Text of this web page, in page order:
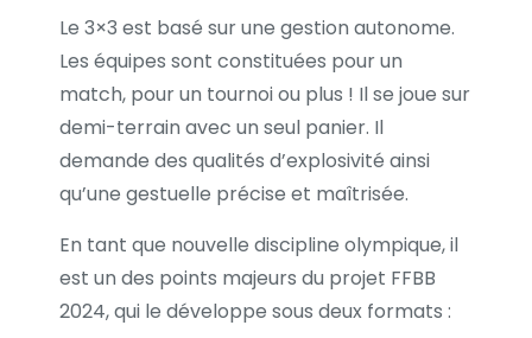
Le 3×3 est basé sur une gestion autonome.
Les équipes sont constituées pour un
match, pour un tournoi ou plus ! Il se joue sur
demi-terrain avec un seul panier. Il
demande des qualités d’explosivité ainsi
qu’une gestuelle précise et maîtrisée.
En tant que nouvelle discipline olympique, il
est un des points majeurs du projet FFBB
2024, qui le développe sous deux formats :